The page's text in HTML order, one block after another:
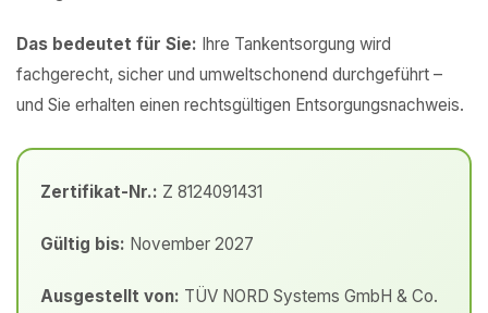
Das bedeutet für Sie: Ihre Tankentsorgung wird
fachgerecht, sicher und umweltschonend durchgeführt –
und Sie erhalten einen rechtsgültigen Entsorgungsnachweis.
Zertifikat-Nr.: Z 8124091431
Gültig bis: November 2027
Ausgestellt von: TÜV NORD Systems GmbH & Co.